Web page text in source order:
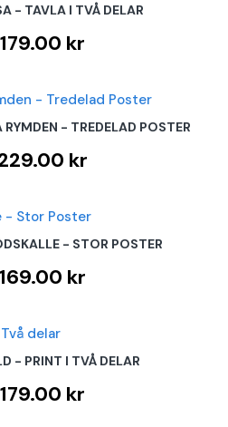
- TAVLA I TVÅ DELAR
179.00 kr
- TREDELAD POSTER
kr
- STOR POSTER
169.00 kr
- PRINT I TVÅ DELAR
179.00 kr